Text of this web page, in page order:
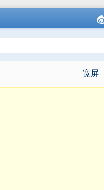
宽屏